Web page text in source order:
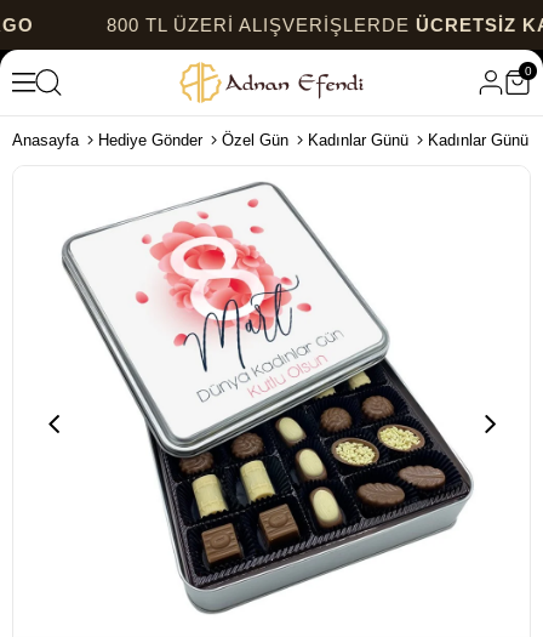
800 TL ÜZERİ ALIŞVERİŞLERDEÜCRETSİZ KARGO
0
Anasayfa Hediye Gönder Özel Gün Kadınlar Günü Kadınlar Günü